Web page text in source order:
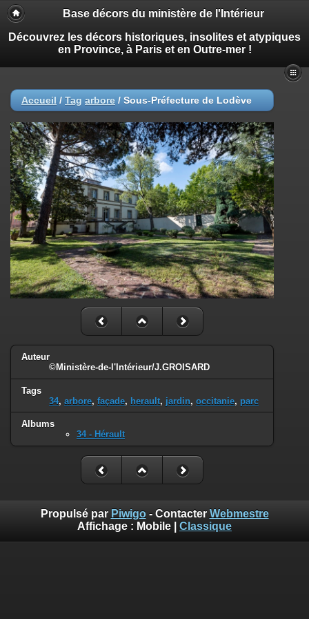
Base décors du ministère de l'Intérieur
Découvrez les décors historiques, insolites et atypiques
en Province, à Paris et en Outre-mer !
Accueil / Tag arbore / Sous-Préfecture de Lodève
Auteur
©Ministère-de-l'Intérieur/J.GROISARD
Tags
34, arbore, façade, herault, jardin, occitanie, parc
Albums
34 - Hérault
Propulsé par Piwigo- Contacter Webmestre
Affichage : Mobile Classique